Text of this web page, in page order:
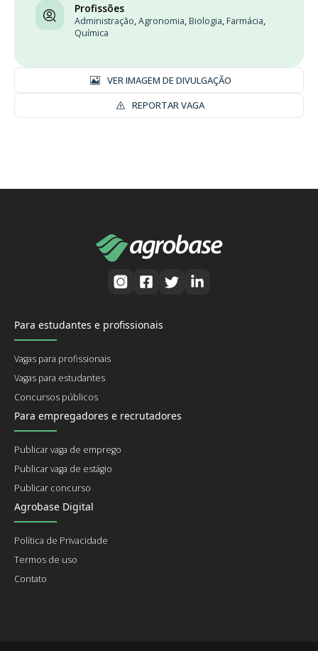
Profissões
Administração,Agronomia, Biologia, Farmácia,
Química
VER IMAGEM DE DIVULGAÇÃO
REPORTAR VAGA
Para estudantes e profissionais
Vagas para profissionais
Vagas para estudantes
Concursos públicos
Para empregadores e recrutadores
Publicar vaga de emprego
Publicar vaga de estágio
Publicar concurso
Agrobase Digital
Política de Privacidade
Termos de uso
Contato